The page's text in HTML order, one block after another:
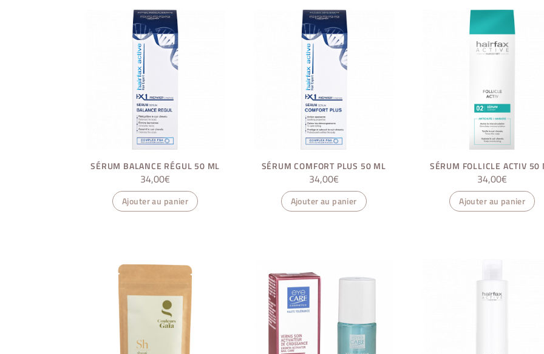
SÉRUM BALANCE RÉGUL 50 ML
34,00€
Ajouter au panier
SÉRUM COMFORT PLUS 50 ML
34,00€
Ajouter au panier
SÉRUM FOLLICLE ACTIV 50
34,00€
Ajouter au panier